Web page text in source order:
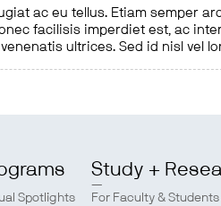
ac eu tellus. Etiam semper
facilisis imperdiet est, ac
ultrices. Sed id nisl vel
Spotlights
Study +
For Faculty & Students